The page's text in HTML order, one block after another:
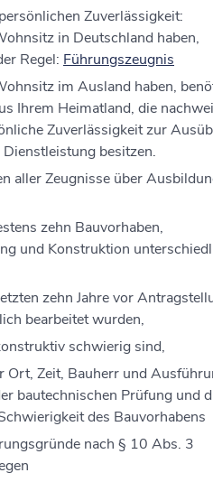
Zuverlässigkeit:
in Deutschland haben,
Regel: Führungszeugnis
im Ausland haben,
Ihrem Heimatland, die
Zuverlässigkeit zur
besitzen.
aller Zeugnisse über
zehn Bauvorhaben,
und Konstruktion
zehn Jahre vor
bearbeitet wurden,
schwierig sind,
Ort, Zeit, Bauherr und
bautechnischen Prüfung und
des Bauvorhabens
nach § 10 Abs. 3